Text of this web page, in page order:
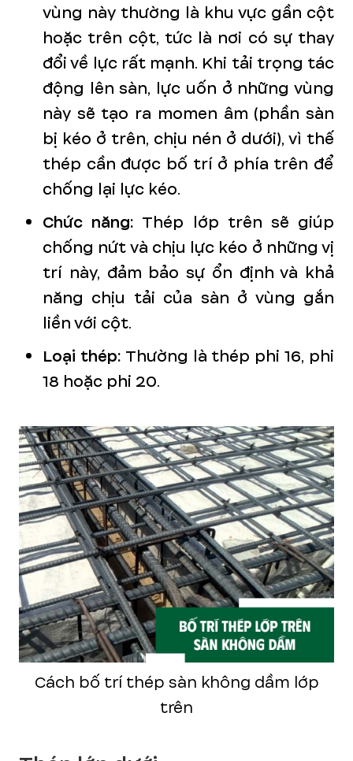
vùng này thường là khu vực gần cột
hoặc trên cột, tức là nơi có sự thay
đổi về lực rất mạnh. Khi tải trọng tác
động lên sàn, lực uốn ở những vùng
này sẽ tạo ra momen âm (phần sàn
bị kéo ở trên, chịu nén ở dưới), vì thế
thép cần được bố trí ở phía trên để
chống lại lực kéo.
Chức năng: Thép lớp trên sẽ giúp
chống nứt và chịu lực kéo ở những vị
trí này, đảm bảo sự ổn định và khả
năng chịu tải của sàn ở vùng gắn
liền với cột.
Loại thép: Thường là thép phi 16, phi
18 hoặc phi 20.
Cách bố trí thép sàn không dầm lớp
trên